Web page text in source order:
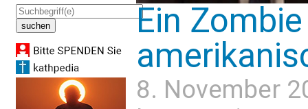
Ein
8. November